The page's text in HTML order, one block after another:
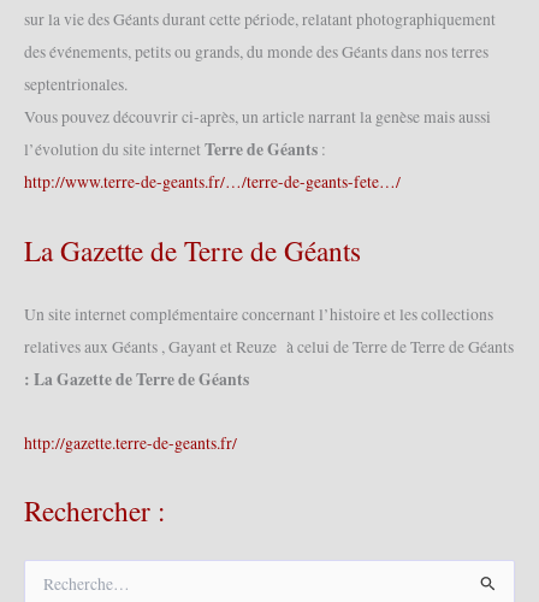
sur la vie des Géants durant cette période, relatant photographiquement
des événements, petits ou grands, du monde des Géants dans nos terres
septentrionales.
Vous pouvez découvrir ci-après, un article narrant la genèse mais aussi
l’évolution du site internet Terre de Géants :
http://www.terre-de-geants.fr/…/terre-de-geants-fete…/
La Gazette de Terre de Géants
Un site internet complémentaire concernant l’histoire et les collections
relatives aux Géants , Gayant et Reuze à celui de Terre de Terre de Géants
: La Gazette de Terre de Géants
http://gazette.terre-de-geants.fr/
Rechercher :